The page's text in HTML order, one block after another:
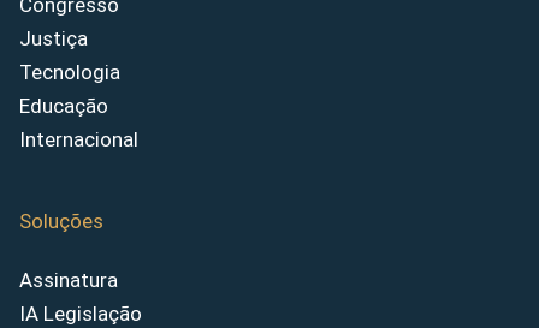
Congresso
Justiça
Tecnologia
Educação
Internacional
Soluções
Assinatura
IA Legislação